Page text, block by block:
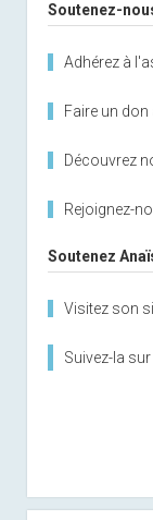
Soutenez-
Adhérez à
Faire un
Découvrez
Rejoignez-
Soutenez
Visitez son
Suivez-la